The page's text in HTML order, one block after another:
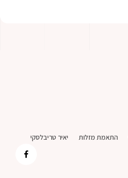
התאמת מזלות יאיר טריבלסקי